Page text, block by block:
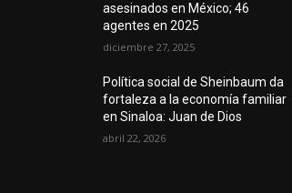
asesinados en México; 46
agentes en 2025
diciembre 27, 2025
Política social de Sheinbaum da
fortaleza a la economía familiar
en Sinaloa: Juan de Dios
abril 22, 2026